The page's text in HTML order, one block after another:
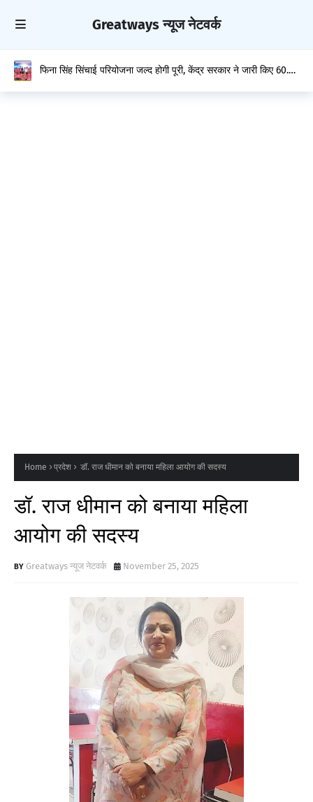
Greatways न्यूज नेटवर्क
फिना सिंह सिंचाई परियोजना जल्द होगी पूरी, केंद्र सरकार ने जारी किए 60.26
Home प्रदेश डॉ. राज धीमान को बनाया महिला आयोग की सदस्य
डॉ. राज धीमान को बनाया महिला
आयोग की सदस्य
Greatways न्यूज नेटवर्क November 25, 2025